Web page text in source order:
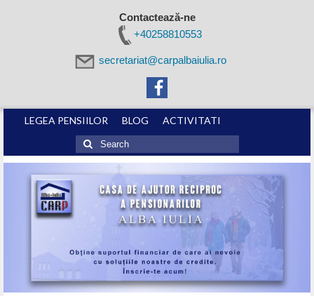
Contactează-ne
+40258810553
secretariat@carpalbaiulia.ro
LEGEA PENSIILOR BLOG ACTIVITATI
Search
for: